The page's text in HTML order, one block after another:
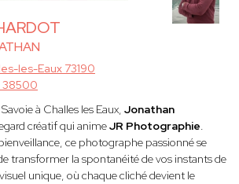
les-Eaux 73190
38500
à Challes les Eaux, Jonathan
créatif qui animeJR Photographie.
ce photographe passionné se
transformer la spontanéité de vos instants de
unique, où chaque cliché devient le